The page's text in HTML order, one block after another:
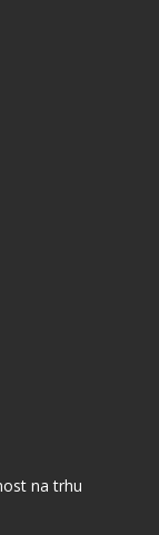
na trhu